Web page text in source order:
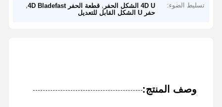
تسليط الضوء: 4D U الشكل الحفر ,قطعة الحفر 4D Bladefast
حفر U الشكل القابل للتعديل
وصف المنتج: